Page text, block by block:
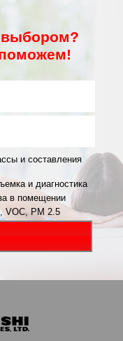
выбором?
и составления
и диагностика
в помещении
VOC, PM 2.5